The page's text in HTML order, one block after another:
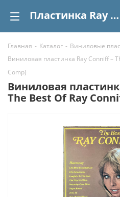
Пластинка Ray Conniff – The Best Of Ray Conniff – 2 (LP, Comp) купить | Интернет-магазин СтереоВинил
Главная - Каталог - Виниловые
Виниловая пластинка Ray Conniff –
Comp)
Виниловая
The Best Of Ray